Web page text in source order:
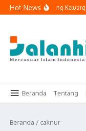
Lewati ke konten
Hot News
Masuk ke Ruang
Beranda Tentang
Beranda / caknur